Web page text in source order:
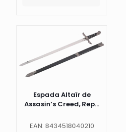
Espada Altaïr de
Assasin’s Creed, Rep...
EAN: 8434518040210